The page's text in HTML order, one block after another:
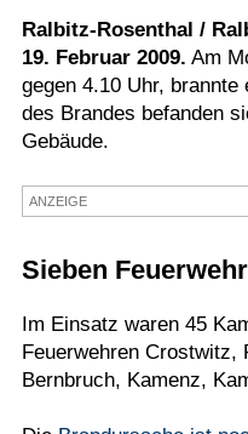
Wirtschaft
Service
Verkehr
Gesundheit
Kultur
Termine
Ralbitz-Rosenthal /
19. Februar 2009. Am
gegen 4.10 Uhr,
des Brandes befanden
Gebäude.
ANZEIGE
Sieben
Im Einsatz waren 45
Feuerwehren Crostwitz,
Bernbruch, Kamenz,